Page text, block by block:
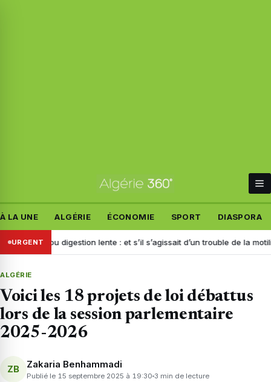
À LA UNE ALGÉRIE ÉCONOMIE SPORT DIASPORA
URGENT
ou digestion lente : et s’il s’agissait d’un trouble de la motilité ?
ALGÉRIE
Voici les 18 projets de loi débattus
lors de la session parlementaire
2025-2026
ZB Zakaria Benhammadi
Publié le 15 septembre 2025 à 19:30 3 min de lecture